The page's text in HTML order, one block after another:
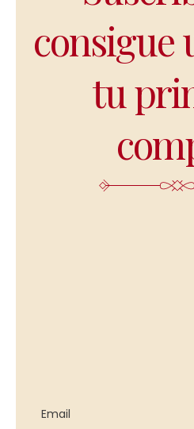
consigue
tu